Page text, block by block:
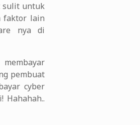
sulit untuk
faktor lain
nya di
pembuat
cyber
Hahahah..